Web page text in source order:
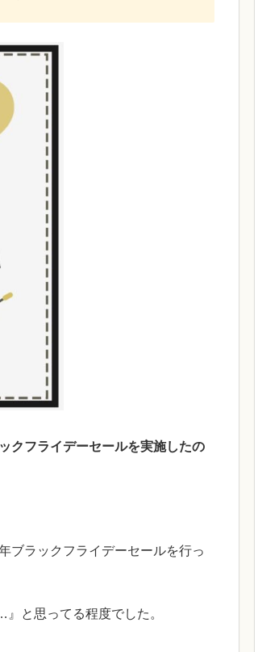
クフライデーセールを実施したの
ブラックフライデーセールを行っ
と思ってる程度でした。